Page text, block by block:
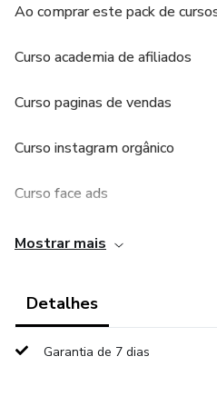
Ao comprar este pack de
Curso academia de afiliados
Curso paginas de vendas
Curso instagram orgânico
Curso face ads
Curso Copy
marketing digital
Mostrar mais
Detalhes
Garantia de 7 dias